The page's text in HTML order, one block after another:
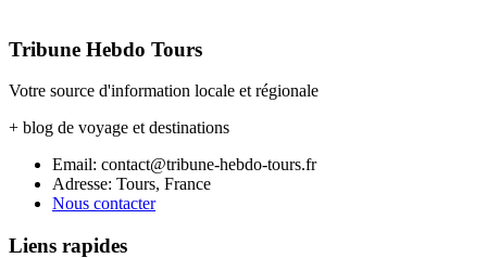
Tribune Hebdo Tours
Votre source d'information locale et régionale
+ blog de voyage et destinations
Email: contact@tribune-hebdo-tours.fr
Adresse: Tours, France
Nous contacter
Liens rapides